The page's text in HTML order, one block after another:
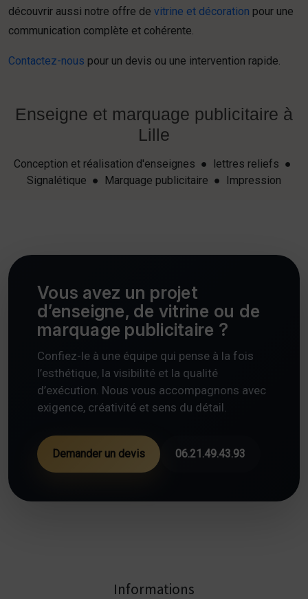
découvrir aussi notre offre de vitrine et décoration pour une
communication complète et cohérente.
Contactez-nous pour un devis ou une intervention rapide.
Enseigne et marquage publicitaire à
Lille
Conception et réalisation d'enseignes ● lettres reliefs ●
Signalétique ● Marquage publicitaire ● Impression
Vous avez un projet
d’enseigne, de vitrine ou de
marquage publicitaire ?
Confiez-le à une équipe qui pense à la fois
l’esthétique, la visibilité et la qualité
d’exécution. Nous vous accompagnons avec
exigence, créativité et sens du détail.
Demander un devis 06.21.49.43.93
Informations